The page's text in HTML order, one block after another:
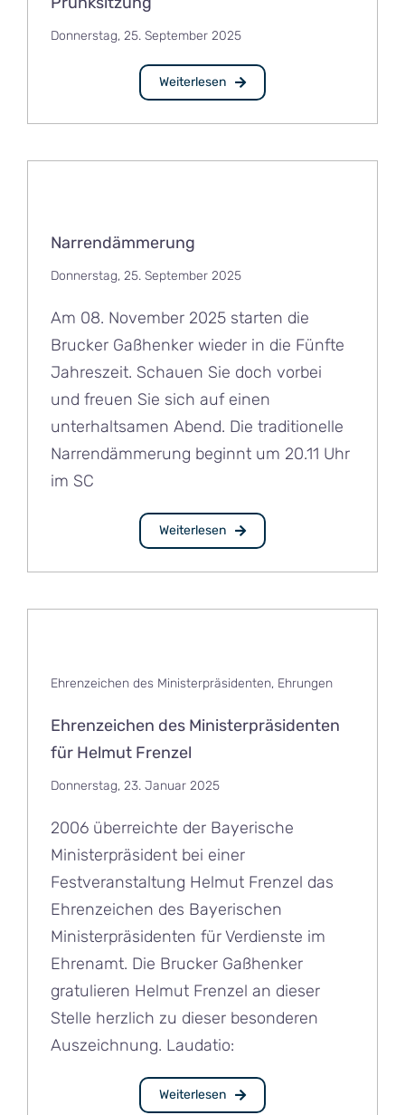
Donnerstag, 25. September 2025
Weiterlesen
Narrendämmerung
Donnerstag, 25. September 2025
Am 08. November 2025 starten die
Brucker Gaßhenker wieder in die Fünfte
Jahreszeit. Schauen Sie doch vorbei
und freuen Sie sich auf einen
unterhaltsamen Abend. Die traditionelle
Narrendämmerung beginnt um 20.11 Uhr
im SC
Weiterlesen
Ehrenzeichen des Ministerpräsidenten, Ehrungen
Ehrenzeichen des Ministerpräsidenten
für Helmut Frenzel
Donnerstag, 23. Januar 2025
2006 überreichte der Bayerische
Ministerpräsident bei einer
Festveranstaltung Helmut Frenzel das
Ehrenzeichen des Bayerischen
Ministerpräsidenten für Verdienste im
Ehrenamt. Die Brucker Gaßhenker
gratulieren Helmut Frenzel an dieser
Stelle herzlich zu dieser besonderen
Auszeichnung. Laudatio:
Weiterlesen